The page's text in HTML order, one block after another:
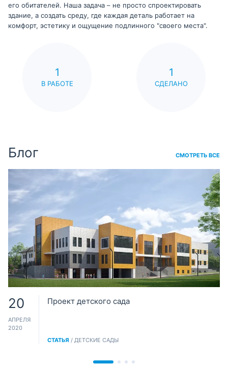
его обитателей. Наша задача – не просто спроектировать
здание, а создать среду, где каждая деталь работает на
комфорт, эстетику и ощущение подлинного "своего места".
1
В РАБОТЕ
1
СДЕЛАНО
Блог СМОТРЕТЬ ВСЕ
20
АПРЕЛЯ
2020
Проект детского сада
СТАТЬЯ / ДЕТСКИЕ САДЫ